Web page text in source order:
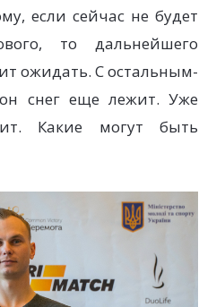
если сейчас не будет
то дальнейшего
ожидать. С остальным-
снег еще лежит. Уже
Какие могут быть